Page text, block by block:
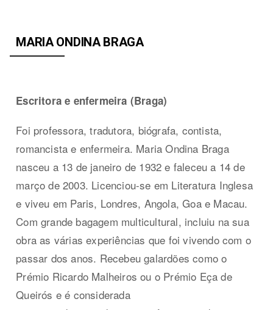
MARIA ONDINA BRAGA
Escritora e enfermeira (Braga)
Foi professora, tradutora, biógrafa, contista,
romancista e enfermeira. Maria Ondina Braga
nasceu a 13 de janeiro de 1932 e faleceu a 14 de
março de 2003. Licenciou-se em Literatura Inglesa
e viveu em Paris, Londres, Angola, Goa e Macau.
Com grande bagagem multicultural, incluiu na sua
obra as várias experiências que foi vivendo com o
passar dos anos. Recebeu galardões como o
Prémio Ricardo Malheiros ou o Prémio Eça de
Queirós e é considerada